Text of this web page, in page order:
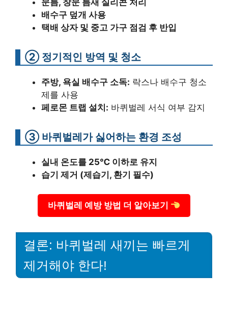
배수구 덮개 사용
택배 상자 및 중고 가구 점검 후 반입
② 정기적인 방역 및 청소
주방, 욕실 배수구 소독: 락스나 배수구 청소
제를 사용
페로몬 트랩 설치: 바퀴벌레 서식 여부 감지
③ 바퀴벌레가 싫어하는 환경 조성
실내 온도를 25℃ 이하로 유지
습기 제거 (제습기, 환기 필수)
바퀴벌레 예방 방법 더 알아보기
결론: 바퀴벌레 새끼는 빠르게
제거해야 한다!